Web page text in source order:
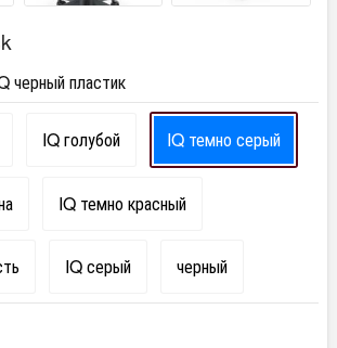
черный пластик
IQ голубой IQ темно серый
IQ темно красный
IQ серый черный